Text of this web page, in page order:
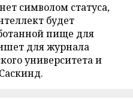
символом статуса,
будет
пище для
для журнала
университета и